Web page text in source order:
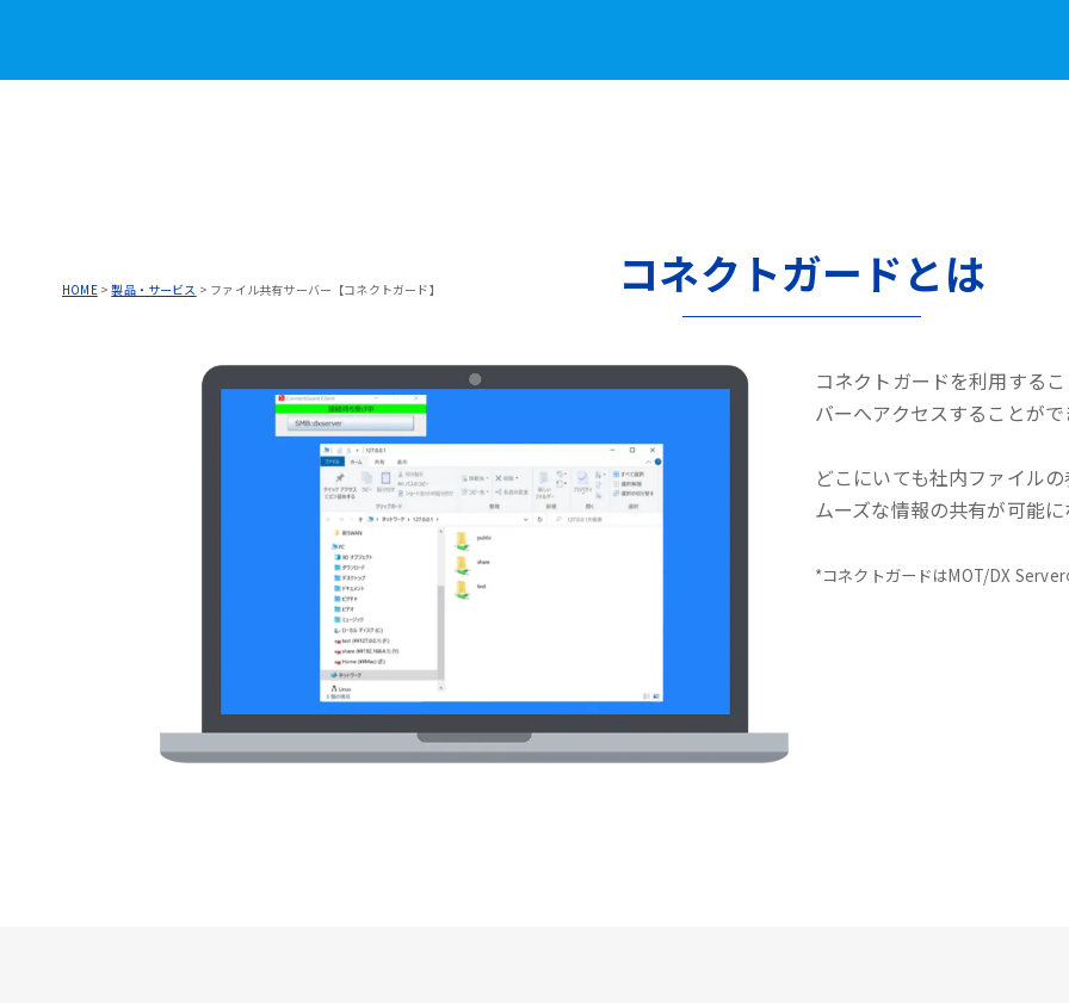
HOME>製品・サービス > ファイル共有サーバー【コネクトガード】 コネクトガードとは
コネクトガードを利用する
バーへアクセスすることが
どこにいても社内ファイル
ムーズな情報の共有が可能
*コネクトガードはMOT/DX